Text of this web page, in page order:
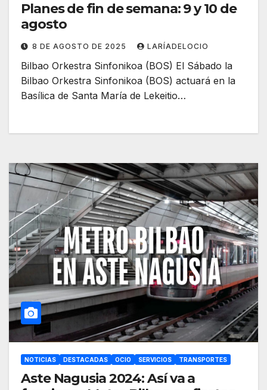
Planes de fin de semana: 9 y 10 de
agosto
8 DE AGOSTO DE 2025 LARÍADELOCIO
Bilbao Orkestra Sinfonikoa (BOS) El Sábado la
Bilbao Orkestra Sinfonikoa (BOS) actuará en la
Basílica de Santa María de Lekeitio…
NOTICIAS DESTACADAS OCIO SERVICIOS TRANSPORTES
Aste Nagusia 2024: Así va a